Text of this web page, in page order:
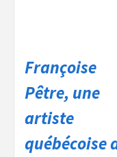
Françoise
Pêtre, une
artiste
québécoise